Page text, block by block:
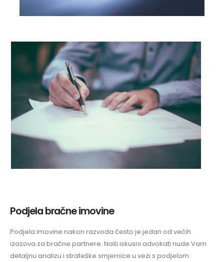
Podjela bračne imovine
Podjela imovine nakon razvoda često je jedan od većih
izazova za bračne partnere. Naši iskusni advokati nude Vam
detaljnu analizu i strateške smjernice u vezi s podjelom